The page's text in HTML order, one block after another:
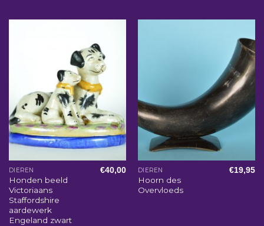
DIEREN
Honden beeld
Victoriaans
Staffordshire
aardewerk
Engeland zwart
€40,00 DIEREN
Hoorn des
Overvloeds
€19,95